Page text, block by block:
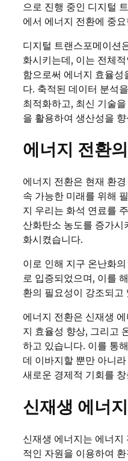
으로 진행 중인 디지털
에서 에너지 전환에 중
디지털 트랜스포메이션
화시키는데, 이는 전체
함으로써 에너지 효율성
다. 축적된 데이터 분석
최적화하고, 최신 기술
을 활용하여 생산성을
에너지 전환
에너지 전환은 현재 환
속 가능한 미래를 위해
지 우리는 화석 연료를
산화탄소 농도를 증가시
화시켰습니다.
이로 인해 지구 온난화
로 입증되었으며, 이를
환의 필요성이 강조되고
에너지 전환은 신재생
지 효율성 향상, 그리고
하고 있습니다. 이를 통
데 이바지할 뿐만 아니
새로운 경제적 기회를
신재생 에너
신재생 에너지는 에너지
적인 자원을 이용하여